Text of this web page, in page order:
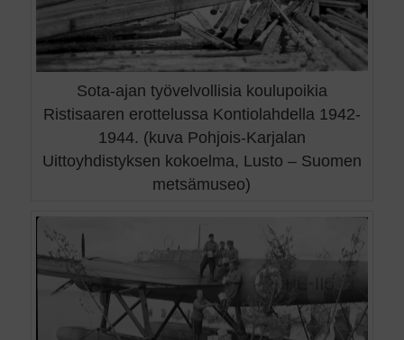
Sota-ajan työvelvollisia koulupoikia
Ristisaaren erottelussa Kontiolahdella 1942-
1944. (kuva Pohjois-Karjalan
Uittoyhdistyksen kokoelma, Lusto – Suomen
metsämuseo)